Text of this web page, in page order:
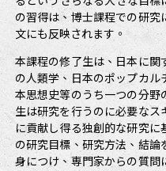
の習得は、博士課程での研
文にも反映されます。
本課程の修了生は、日本に関
の人類学、日本のポップカル
本思想史等のうち一つの分野
生は研究を行うのに必要な
に貢献し得る独創的な研究に
の研究目標、研究方法、結論
身につけ、専門家からの質問